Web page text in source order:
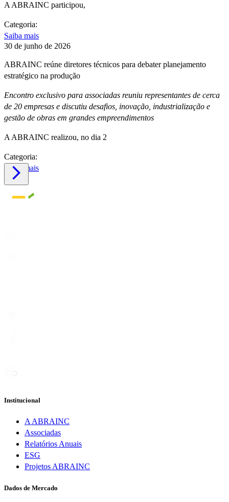
A ABRAINC participou,
Categoria:
Saiba mais
30 de junho de 2026
ABRAINC reúne diretores técnicos para debater planejamento
estratégico na produção
Encontro exclusivo para associadas reuniu representantes de cerca
de 20 empresas e discutiu desafios, inovação, industrialização e
gestão de obras em grandes empreendimentos
A ABRAINC realizou, no dia 2
Categoria:
Saiba mais

Institucional
A ABRAINC
Associadas
Relatórios Anuais
ESG
Projetos ABRAINC
Dados de Mercado